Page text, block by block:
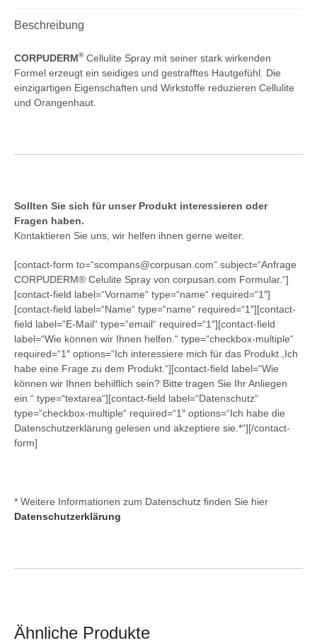
Beschreibung
CORPUDERM®Cellulite Spray mit seiner stark wirkenden
Formel erzeugt ein seidiges und gestrafftes Hautgefühl. Die
einzigartigen Eigenschaften und Wirkstoffe reduzieren Cellulite
und Orangenhaut.
Sollten Sie sich für unser Produkt interessieren oder
Fragen haben.
Kontaktieren Sie uns, wir helfen ihnen gerne weiter.
[contact-form to=“scompans@corpusan.com“ subject=“Anfrage
CORPUDERM® Celulite Spray von corpusan.com Formular.“]
[contact-field label=“Vorname“ type=“name“ required=“1″]
[contact-field label=“Name“ type=“name“ required=“1″][contact-
field label=“E-Mail“ type=“email“ required=“1″][contact-field
label=“Wie können wir Ihnen helfen.“ type=“checkbox-multiple“
required=“1″ options=“Ich interessiere mich für das Produkt.,Ich
habe eine Frage zu dem Produkt.“][contact-field label=“Wie
können wir Ihnen behilflich sein? Bitte tragen Sie Ihr Anliegen
ein.“ type=“textarea“][contact-field label=“Datenschutz“
type=“checkbox-multiple“ required=“1″ options=“Ich habe die
Datenschutzerklärung gelesen und akzeptiere sie.*“][/contact-
form]
* Weitere Informationen zum Datenschutz finden Sie hier
Datenschutzerklärung
Ähnliche Produkte